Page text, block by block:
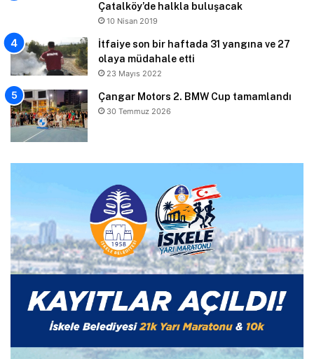
Çatalköy’de halkla buluşacak
10 Nisan 2019
İtfaiye son bir haftada 31 yangına ve 27
olaya müdahale etti
23 Mayıs 2022
Çangar Motors 2. BMW Cup tamamlandı
30 Temmuz 2026